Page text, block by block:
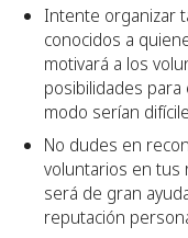
Intente organizar
conocidos a
motivará a los
posibilidades
modo serían
No dudes en
voluntarios en tus
será de gran
reputación